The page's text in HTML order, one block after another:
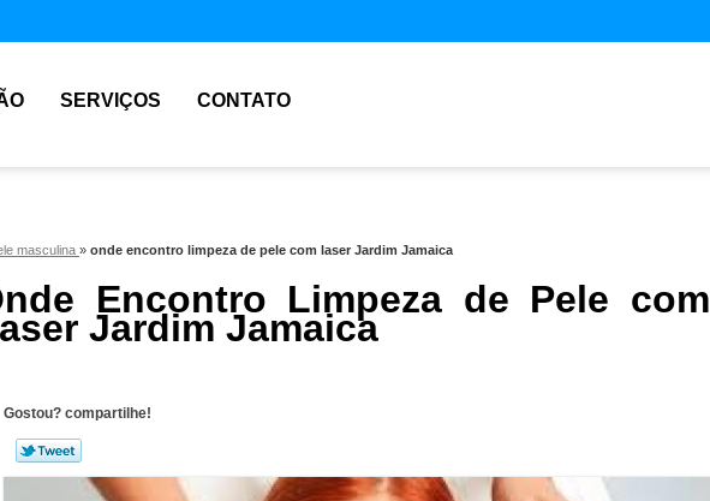
SERVIÇOS CONTATO
masculina » onde encontro limpeza de pele com laser Jardim Jamaica
Encontro Limpeza de Pele com
Jardim Jamaica
Gostou? compartilhe!